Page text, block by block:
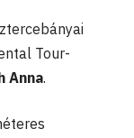
Tour-
Anna.